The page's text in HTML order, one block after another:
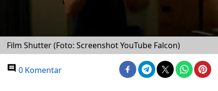
Film Shutter (Foto: Screenshot YouTube Falcon)
0 Komentar